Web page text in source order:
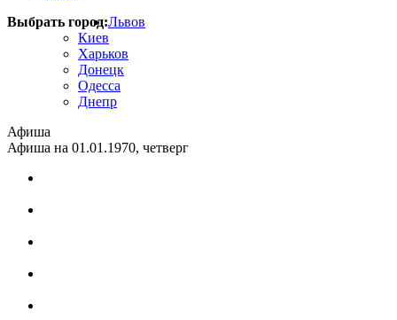
Выбрать город:Львов
Киев
Харьков
Донецк
Одесса
Днепр
Афиша
Афиша на 01.01.1970, четверг